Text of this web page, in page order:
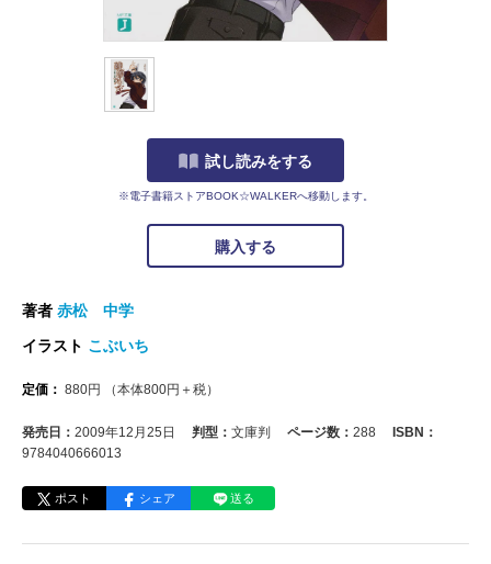
試し読みをする
※電子書籍ストアBOOK☆WALKERへ移動します。
購入する
著者 赤松 中学
イラスト こぶいち
定価： 880円 （本体800円＋税）
発売日： 2009年12月25日 判型： 文庫判 ページ数： 288
ISBN：
9784040666013
ポスト シェア 送る